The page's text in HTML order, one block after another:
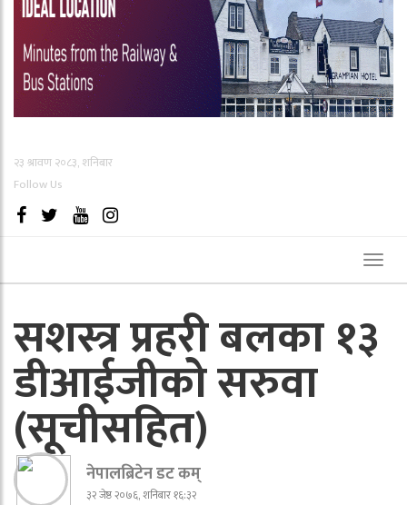
२३ श्रावण २०८३, शनिबार
Follow Us
सशस्त्र प्रहरी बलका १३
डीआईजीको सरुवा
(सूचीसहित)
नेपालब्रिटेन डट कम्
३२ जेष्ठ २०७६, शनिबार १६:३२